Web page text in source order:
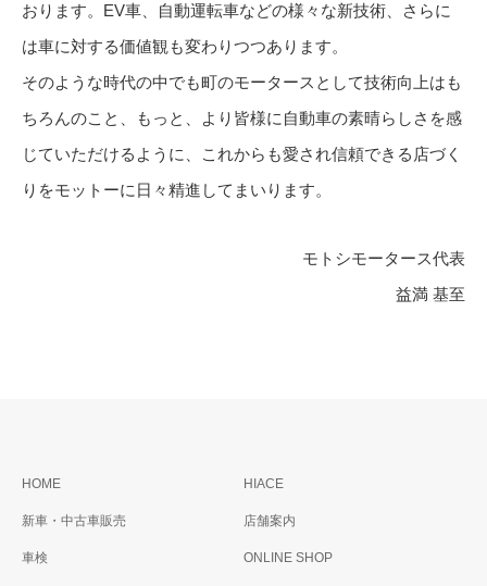
おります。EV車、自動運転車などの様々な新技術、さらに
は車に対する価値観も変わりつつあります。
そのような時代の中でも町のモータースとして技術向上はも
ちろんのこと、もっと、より皆様に自動車の素晴らしさを感
じていただけるように、これからも愛され信頼できる店づく
りをモットーに日々精進してまいります。
モトシモータース代表
益満 基至
HOME
新車・中古車販売
車検
HIACE
店舗案内
ONLINE SHOP